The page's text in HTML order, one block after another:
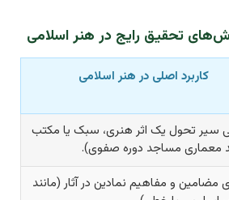
تحقیق رایج در هنر اسلامی
کاربرد اصلی در هنر اسلامی
سیر تحول یک اثر هنری، سبک یا مکتب
معماری مساجد دوره صفوی).
مضامین و مفاهیم نمادین در آثار (مانند